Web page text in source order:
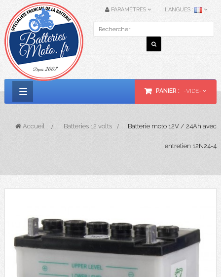
PARAMÈTRES LANGUES :
PANIER : -VIDE-
Accueil > Batteries 12 volts > Batterie moto 12V / 24Ah avec
entretien 12N24-4